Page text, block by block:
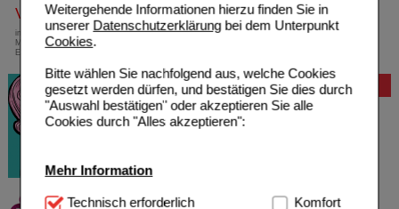
Weitergehende Informationen hierzu finden Sie in
unserer Datenschutzerklärungbei dem Unterpunkt
Cookies.
Bitte wählen Sie nachfolgend aus, welche Cookies
gesetzt werden dürfen, und bestätigen Sie dies durch
"Auswahl bestätigen" oder akzeptieren Sie alle
Cookies durch "Alles akzeptieren":
Mehr Information
Technisch Notwendig:Hierbei handelt es sich um
Technisch erforderlich Komfort
Versandkostenfrei
innerhalb Deutschlands bei einem
Mindestbestellwert von 13,99 Euro oder bei
Einsendung eines Kassenrezeptes
Bewertung